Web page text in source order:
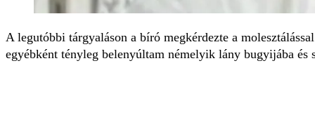
A legutóbbi tárgyaláson a bíró megkérdezte a
egyébként tényleg belenyúltam némelyik lány bugyijába